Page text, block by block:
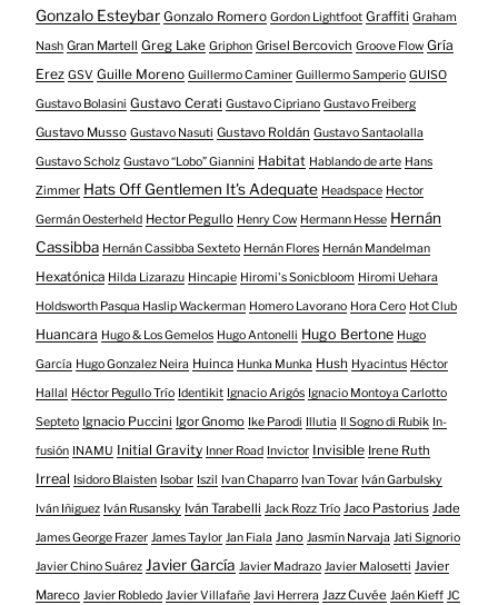
Gonzalo Esteybar Gonzalo Romero Gordon Lightfoot Graffiti Graham
Nash Gran Martell Greg Lake Griphon Grisel Bercovich Groove Flow Gría
Erez GSV Guille Moreno Guillermo Caminer Guillermo Samperio GUISO
Gustavo Bolasini Gustavo Cerati Gustavo Cipriano Gustavo Freiberg
Gustavo Musso Gustavo Nasuti Gustavo Roldán Gustavo Santaolalla
Gustavo Scholz Gustavo “Lobo” Giannini Habitat Hablando de arte Hans
Zimmer Hats Off Gentlemen It's Adequate Headspace Hector
Germán Oesterheld Hector Pegullo Henry Cow Hermann Hesse Hernán
Cassibba Hernán Cassibba Sexteto Hernán Flores Hernán Mandelman
Hexatónica Hilda Lizarazu Hincapie Hiromi's Sonicbloom Hiromi Uehara
Holdsworth Pasqua Haslip Wackerman Homero Lavorano Hora Cero Hot Club
Huancara Hugo & Los Gemelos Hugo Antonelli Hugo Bertone Hugo
García Hugo Gonzalez Neira Huinca Hunka Munka Hush Hyacintus Héctor
Hallal
Héctor Pegullo Trío Identikit Ignacio Arigós Ignacio Montoya Carlotto
Septeto Ignacio Puccini Igor Gnomo Ike Parodi Illutia Il Sogno di Rubik In-
fusión INAMU Initial Gravity Inner Road Invictor Invisible Irene Ruth
Irreal Isidoro Blaisten Isobar Iszil Ivan Chaparro Ivan Tovar Iván Garbulsky
Iván Iñiguez Iván Rusansky Iván Tarabelli Jack Rozz Trío Jaco Pastorius Jade
James George Frazer James Taylor Jan Fiala Jano Jasmín Narvaja Jati Signorio
Javier Chino Suárez Javier García Javier Madrazo Javier Malosetti Javier
Mareco Javier Robledo Javier Villafañe Javi Herrera Jazz Cuvée Jaén Kieff JC